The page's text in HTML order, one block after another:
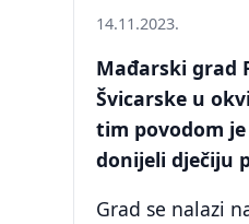
14.11.2023.
Mađarski grad
Švicarske u
tim povodom
donijeli dječiju
Grad se nalazi